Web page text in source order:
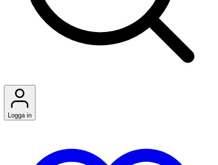
Logga in